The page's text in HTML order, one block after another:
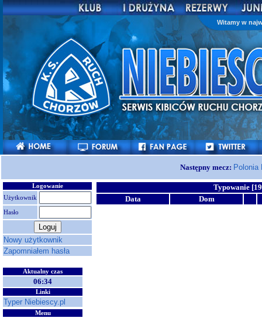
Witamy w
Następny mecz:
Logowanie
Użytkownik
Hasło
Nowy użytkownik
Zapomniałem hasła
Aktualny czas
06:34
Linki
Typer Niebiescy.pl
Menu
Typowanie
Data
Dom